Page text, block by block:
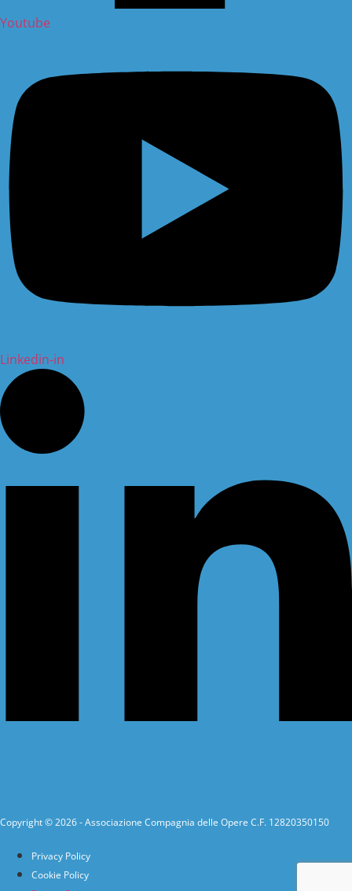
Youtube
Linkedin-in
Copyright © 2026 - Associazione Compagnia delle Opere C.F. 12820350150
Privacy Policy
Cookie Policy